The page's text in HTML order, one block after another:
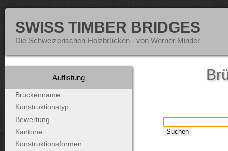
SWISS TIMBER BRIDGES
Die Schweizerischen Holzbrücken - von Werner Minder
Auflistung
Brückenname
Konstruktionstyp
Bewertung
Kantone
Konstruktionsformen